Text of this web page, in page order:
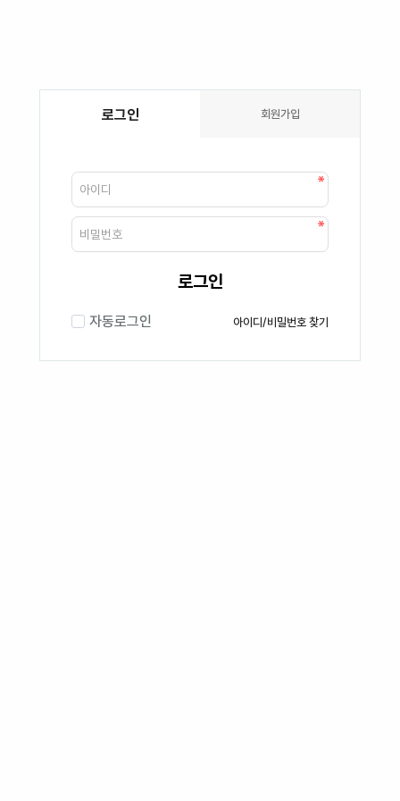
로그인 회원가입
로그인
자동로그인 아이디/비밀번호 찾기